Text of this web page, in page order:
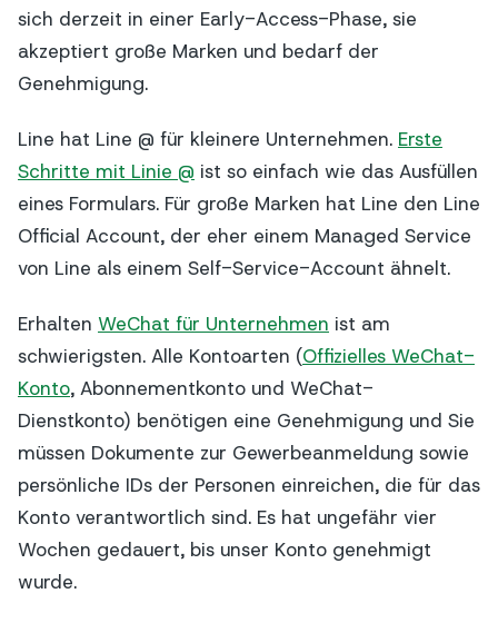
sich derzeit in einer Early-Access-Phase, sie
akzeptiert große Marken und bedarf der
Genehmigung.
Line hat Line @ für kleinere Unternehmen. Erste
Schritte mit Linie @ ist so einfach wie das Ausfüllen
eines Formulars. Für große Marken hat Line den Line
Official Account, der eher einem Managed Service
von Line als einem Self-Service-Account ähnelt.
Erhalten WeChat für Unternehmen ist am
schwierigsten. Alle Kontoarten (Offizielles WeChat-
Konto, Abonnementkonto und WeChat-
Dienstkonto) benötigen eine Genehmigung und Sie
müssen Dokumente zur Gewerbeanmeldung sowie
persönliche IDs der Personen einreichen, die für das
Konto verantwortlich sind. Es hat ungefähr vier
Wochen gedauert, bis unser Konto genehmigt
wurde.